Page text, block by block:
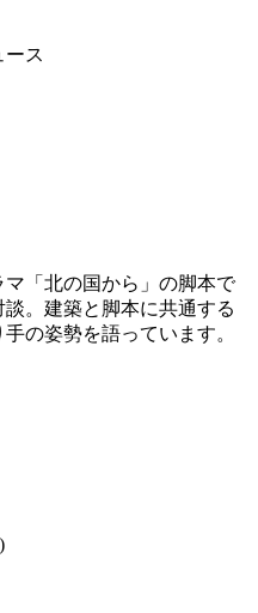
ース
「北の国から」の脚本で
。建築と脚本に共通する
の姿勢を語っています。